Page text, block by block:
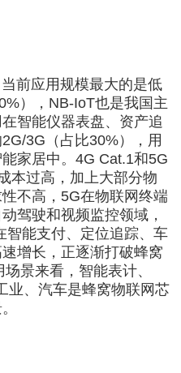
前应用规模最大的是低
），NB-IoT也是我国主
智能仪器表盘、资产追
3G（占比30%），用
家居中。4G Cat.1和5G
本过高，加上大部分物
不高，5G在物联网终端
驾驶和视频监控领域，
智能支付、定位追踪、车
增长，正逐渐打破蜂窝
景来看，智能表计、
业、汽车是蜂窝物联网芯